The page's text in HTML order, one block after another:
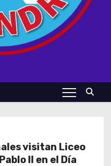
visitan Liceo
II en el Día